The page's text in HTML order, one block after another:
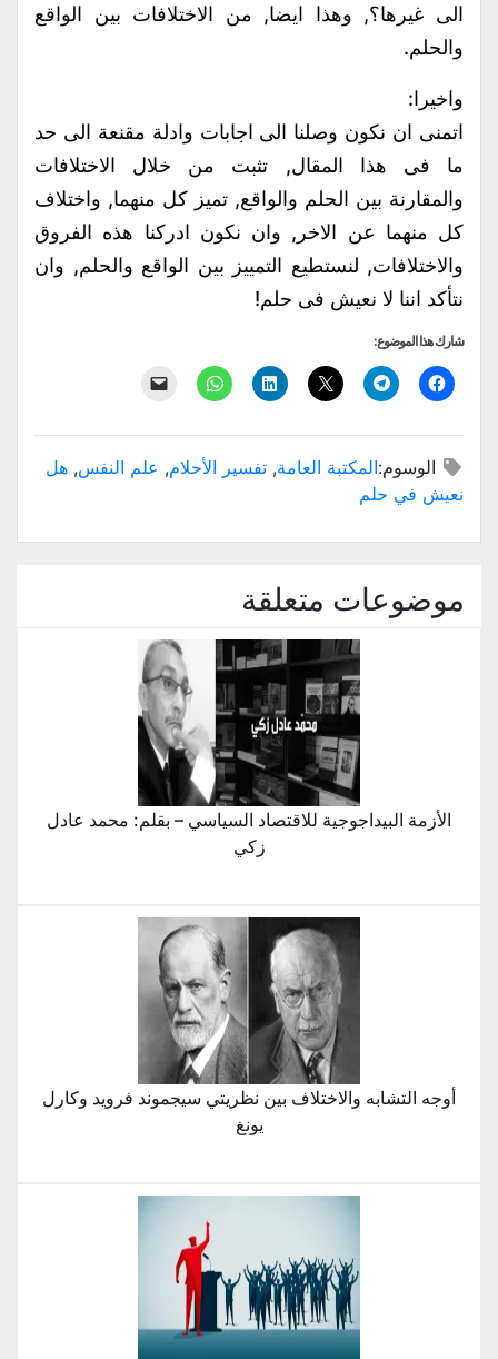
الى غيرها؟, وهذا ايضا, من الاختلافات بين الواقع
والحلم.
واخيرا:
اتمنى ان نكون وصلنا الى اجابات وادلة مقنعة الى حد
ما فى هذا المقال, تثبت من خلال الاختلافات
والمقارنة بين الحلم والواقع, تميز كل منهما, واختلاف
كل منهما عن الاخر, وان نكون ادركنا هذه الفروق
والاختلافات, لنستطيع التمييز بين الواقع والحلم, وان
نتأكد اننا لا نعيش فى حلم!
شارك هذا الموضوع:
انقر
للمشاركة
(فتح
نافذة
جديدة)
انقر
للمشاركة
(فتح
نافذة
جديدة)
النقر
للمشاركة
(فتح
نافذة
جديدة)
اضغط
لتشارك
(فتح
نافذة
جديدة)
انقر
للمشاركة
(فتح
في
نافذة
جديدة)
البريد
إلى
صديق
جديدة)
الوسوم:المكتبة العامة, تفسير الأحلام, علم النفس, هل
نعيش في حلم
موضوعات متعلقة
الأزمة البيداجوجية للاقتصاد السياسي – بقلم: محمد عادل
زكي
أوجه التشابه والاختلاف بين نظريتي سيجموند فرويد وكارل
يونغ